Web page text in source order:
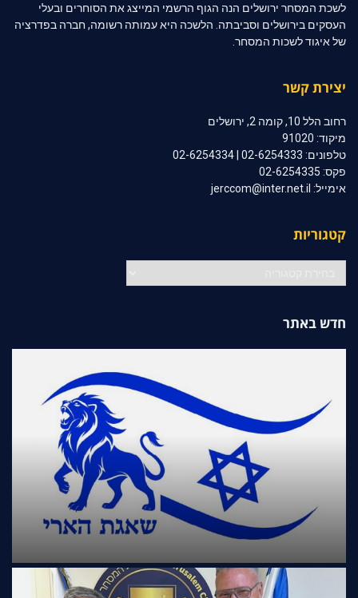
לשכת המסחר ירושלים הנה הגוף הרשמי המייצג את הסוחרים ובעלי
העסקים בירושלים וסביבתה. הלשכה היא עמותה רשומה, חברה בפדרציה
של איגוד לשכות המסחר.
יצירת קשר
רחוב הלל 10, קומה 2, ירושלים
מיקוד: 91020
טלפונים: 02-6254333 | 02-6254334
פקס: 02-6254335
אימייל: jerccom@inter.net.il
קטגוריות
חדש באתר